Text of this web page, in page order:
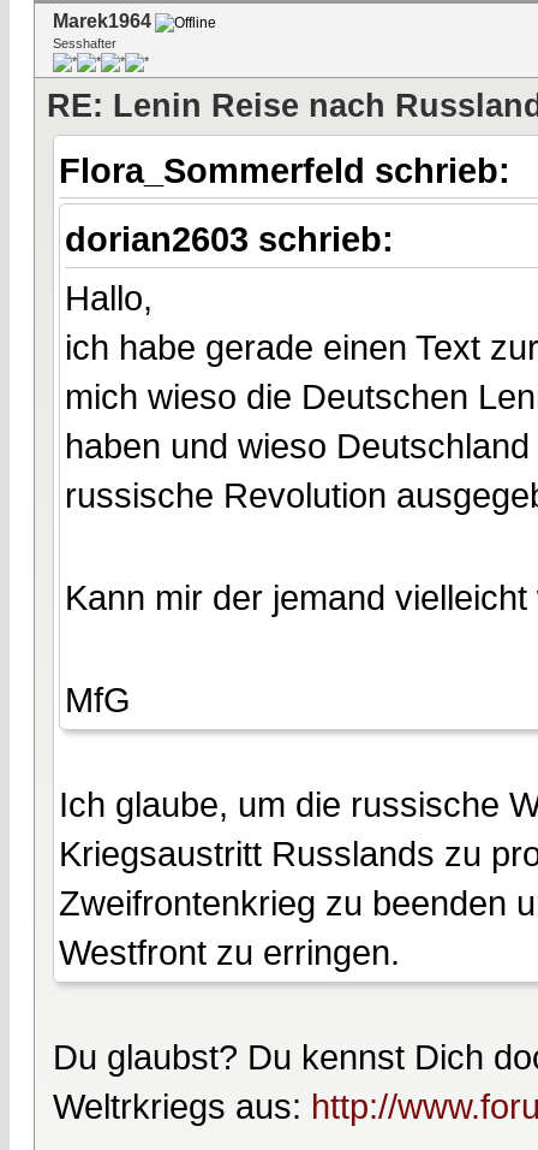
Marek1964
Sesshafter
RE: Lenin Reise nach
Flora_Sommerfeld schrieb:
dorian2603 schrieb:
Hallo,
ich habe gerade einen Text
mich wieso die Deutschen
haben und wieso
russische Revolution
Kann mir der jemand
MfG
Ich glaube, um die russische
Kriegsaustritt Russlands zu
Zweifrontenkrieg zu beenden
Westfront zu erringen.
Du glaubst? Du kennst Dich
Weltrkriegs aus: http://